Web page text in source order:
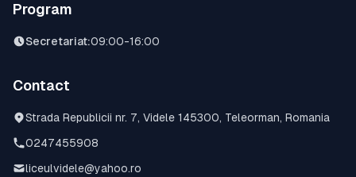
Program
Secretariat:09:00-16:00
Contact
Strada Republicii nr. 7, Videle 145300, Teleorman, Romania
0247455908
liceulvidele@yahoo.ro